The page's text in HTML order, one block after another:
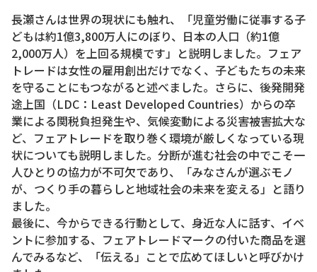
長瀬さんは世界の現状にも触れ、「児童労働に従事する子
どもは約1億3,800万人にのぼり、日本の人口（約1億
2,000万人）を上回る規模です」と説明しました。フェア
トレードは女性の雇用創出だけでなく、子どもたちの未来
を守ることにもつながると述べました。さらに、後発開発
途上国（LDC：Least Developed Countries）からの卒
業による関税負担発生や、気候変動による災害被害拡大な
ど、フェアトレードを取り巻く環境が厳しくなっている現
状についても説明しました。分断が進む社会の中でこそ一
人ひとりの協力が不可欠であり、「みなさんが選ぶモノ
が、つくり手の暮らしと地域社会の未来を変える」と語り
ました。
最後に、今からできる行動として、身近な人に話す、イベ
ントに参加する、フェアトレードマークの付いた商品を選
んでみるなど、「伝える」ことで広めてほしいと呼びかけ